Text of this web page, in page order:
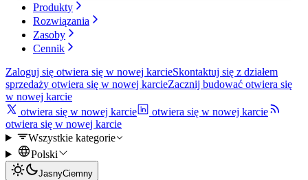
Produkty
Rozwiązania
Zasoby
Cennik
Zaloguj się otwiera się w nowej karcieSkontaktuj się z działem
sprzedaży otwiera się w nowej karcieZacznij budować otwiera się
w nowej karcie
otwiera się w nowej karcie
otwiera się w nowej karcie
otwiera się w nowej karcie
Wszystkie kategorie
Polski
JasnyCiemny